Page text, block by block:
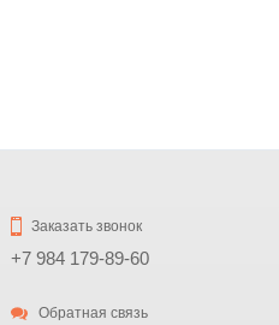
Заказать звонок
+7 984 179-89-60
Обратная связь